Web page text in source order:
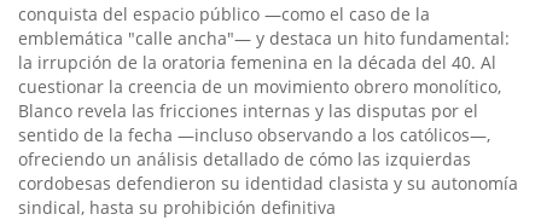
conquista del espacio público —como el caso de la
emblemática "calle ancha"— y destaca un hito fundamental:
la irrupción de la oratoria femenina en la década del 40. Al
cuestionar la creencia de un movimiento obrero monolítico,
Blanco revela las fricciones internas y las disputas por el
sentido de la fecha —incluso observando a los católicos—,
ofreciendo un análisis detallado de cómo las izquierdas
cordobesas defendieron su identidad clasista y su autonomía
sindical, hasta su prohibición definitiva